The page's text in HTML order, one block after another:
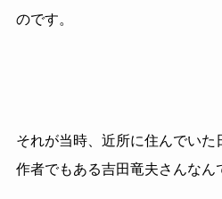
のです。
それが当時、近所に住んでい
作者でもある吉田竜夫さんなん